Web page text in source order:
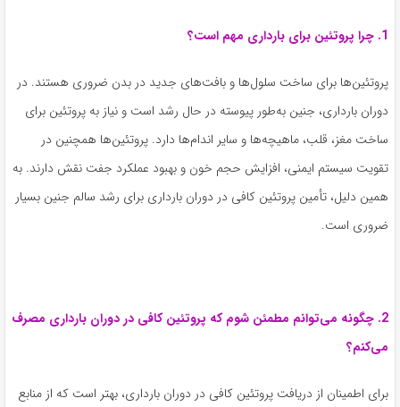
1. چرا پروتئین برای بارداری مهم است؟
پروتئین‌ها برای ساخت سلول‌ها و بافت‌های جدید در بدن ضروری هستند. در
دوران بارداری، جنین به‌طور پیوسته در حال رشد است و نیاز به پروتئین برای
ساخت مغز، قلب، ماهیچه‌ها و سایر اندام‌ها دارد. پروتئین‌ها همچنین در
تقویت سیستم ایمنی، افزایش حجم خون و بهبود عملکرد جفت نقش دارند. به
همین دلیل، تأمین پروتئین کافی در دوران بارداری برای رشد سالم جنین بسیار
ضروری است.
2. چگونه می‌توانم مطمئن شوم که پروتئین کافی در دوران بارداری مصرف
می‌کنم؟
برای اطمینان از دریافت پروتئین کافی در دوران بارداری، بهتر است که از منابع